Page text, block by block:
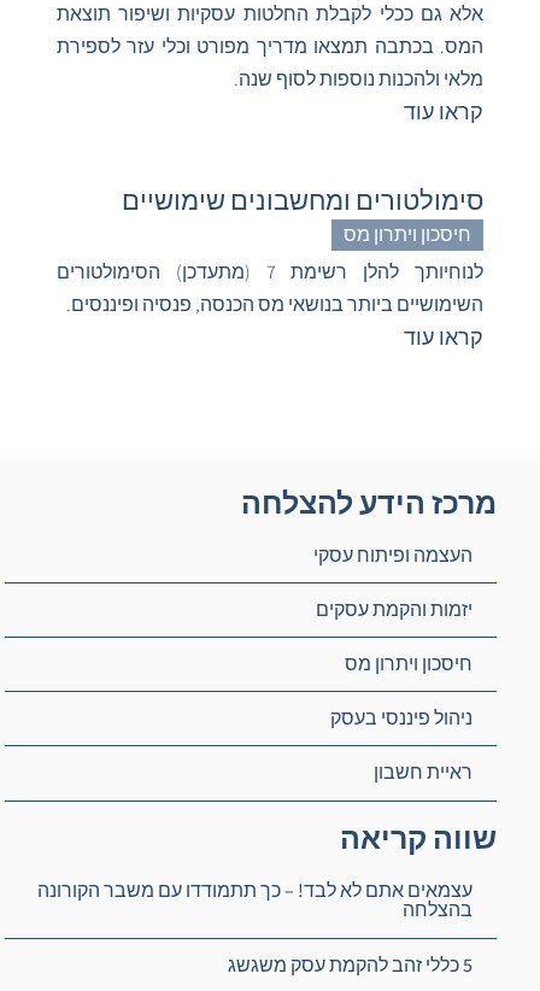
מרכז הידע להצלחה
העצמה ופיתוח עסקי
יזמות והקמת עסקים
חיסכון ויתרון מס
ניהול פיננסי בעסק
ראיית חשבון
שווה קריאה
עצמאים אתם לא לבד! – כך תתמודדו עם משבר הקורונה
בהצלחה
5 כללי זהב להקמת עסק משגשג
אלא גם ככלי לקבלת החלטות עסקיות ושיפור תוצאת
המס. בכתבה תמצאו מדריך מפורט וכלי עזר לספירת
מלאי ולהכנות נוספות לסוף שנה.
קראו עוד
סימולטורים ומחשבונים שימושיים
חיסכון ויתרון מס
לנוחיותך להלן רשימת 7 (מתעדכן) הסימולטורים
השימושיים ביותר בנושאי מס הכנסה, פנסיה ופיננסים.
קראו עוד